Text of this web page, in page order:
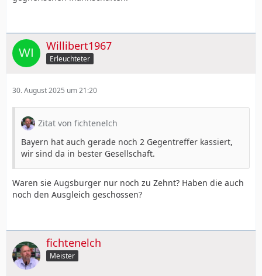
Willibert1967
Erleuchteter
30. August 2025 um 21:20
Zitat von fichtenelch
Bayern hat auch gerade noch 2 Gegentreffer kassiert,
wir sind da in bester Gesellschaft.
Waren sie Augsburger nur noch zu Zehnt? Haben die auch
noch den Ausgleich geschossen?
fichtenelch
Meister